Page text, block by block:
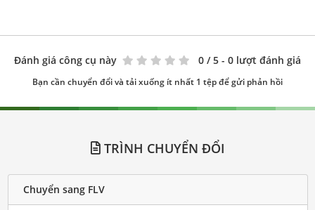
Đánh giá công cụ này 0 / 5 - 0 lượt đánh giá
Bạn cần chuyển đổi và tải xuống ít nhất 1 tệp để gửi phản hồi
TRÌNH CHUYỂN ĐỔI
Chuyển sang FLV